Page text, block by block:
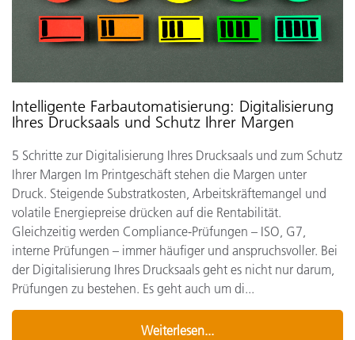
Intelligente Farbautomatisierung: Digitalisierung
Ihres Drucksaals und Schutz Ihrer Margen
5 Schritte zur Digitalisierung Ihres Drucksaals und zum Schutz
Ihrer Margen Im Printgeschäft stehen die Margen unter
Druck. Steigende Substratkosten, Arbeitskräftemangel und
volatile Energiepreise drücken auf die Rentabilität.
Gleichzeitig werden Compliance-Prüfungen – ISO, G7,
interne Prüfungen – immer häufiger und anspruchsvoller. Bei
der Digitalisierung Ihres Drucksaals geht es nicht nur darum,
Prüfungen zu bestehen. Es geht auch um di...
Weiterlesen...